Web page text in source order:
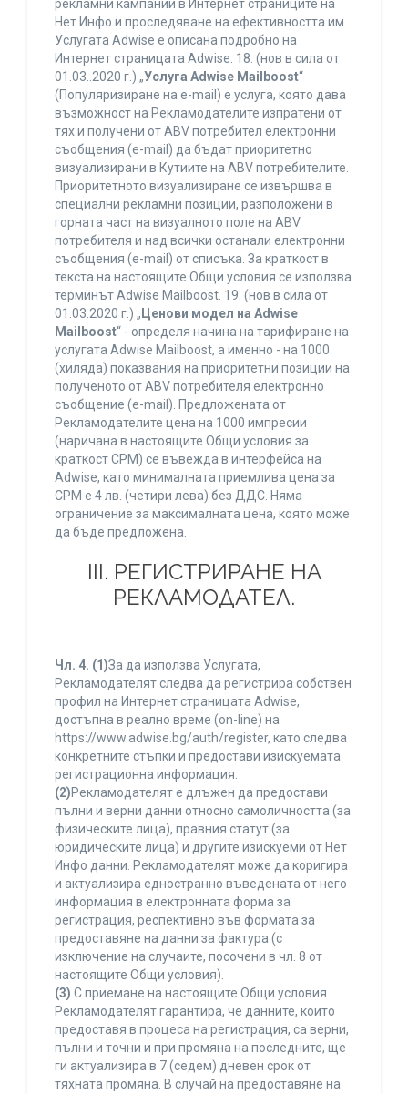
рекламни кампании в Интернет страниците на
Нет Инфо и проследяване на ефективността им.
Услугата Adwise е описана подробно на
Интернет страницата Adwise. 18. (нов в сила от
01.03..2020 г.) „Услуга Adwise Mailboost“
(Популяризиране на e-mail) е услуга, която дава
възможност на Рекламодателите изпратени от
тях и получени от ABV потребител електронни
съобщения (e-mail) да бъдат приоритетно
визуализирани в Кутиите на ABV потребителите.
Приоритетното визуализиране се извършва в
специални рекламни позиции, разположени в
горната част на визуалното поле на ABV
потребителя и над всички останали електронни
съобщения (e-mail) от списъка. За краткост в
текста на настоящите Общи условия се използва
терминът Adwise Mailboost. 19. (нов в сила от
01.03.2020 г.) „ Ценови модел на Adwise
Mailboost“ - определя начина на тарифиране на
услугата Adwise Mailboost, а именно - на 1000
(хиляда) показвания на приоритетни позиции на
полученото от ABV потребителя електронно
съобщение (e-mail). Предложената от
Рекламодателите цена на 1000 импресии
(наричана в настоящите Общи условия за
краткост CPM) се въвежда в интерфейса на
Adwise, като минималната приемлива цена за
CPM е 4 лв. (четири лева) без ДДС. Няма
ограничение за максималната цена, която може
да бъде предложена.
ІІІ. РЕГИСТРИРАНЕ НА
РЕКЛАМОДАТЕЛ.
Чл. 4. (1)За да използва Услугата,
Рекламодателят следва да регистрира собствен
профил на Интернет страницата Adwise,
достъпна в реално време (on-line) на
https://www.adwise.bg/auth/register, като следва
конкретните стъпки и предостави изискуемата
регистрационна информация.
(2)Рекламодателят е длъжен да предостави
пълни и верни данни относно самоличността (за
физическите лица), правния статут (за
юридическите лица) и другите изискуеми от Нет
Инфо данни. Рекламодателят може да коригира
и актуализира едностранно въведената от него
информация в електронната форма за
регистрация, респективно във формата за
предоставяне на данни за фактура (с
изключение на случаите, посочени в чл. 8 от
настоящите Общи условия).
(3) С приемане на настоящите Общи условия
Рекламодателят гарантира, че данните, които
предоставя в процеса на регистрация, са верни,
пълни и точни и при промяна на последните, ще
ги актуализира в 7 (седем) дневен срок от
тяхната промяна. В случай на предоставяне на